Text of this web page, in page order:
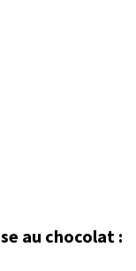
au chocolat :